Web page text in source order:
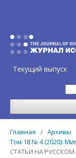
Текущий выпуск
Главная / Архивы
Том 18 № 4 (2020):
СТАТЬИ НА РУССКОМ